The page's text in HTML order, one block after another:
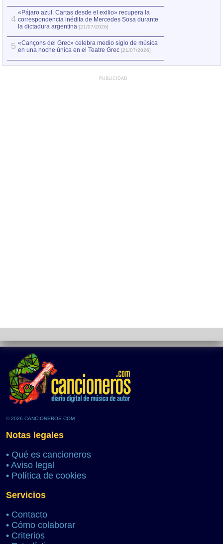
4
«Pájaro azul. Cartas desde el exilio» recupera la
correspondencia inédita de Mercedes Sosa durante
la dictadura argentina [21/07/2026]
5 «Cançons del Grec» celebra medio siglo de música
en una noche única en el Teatre Grec [21/07/2026]
PUBLICIDAD
© 2026 CANCIONEROS.COM
Notas legales
• Qué es cancioneros
• Aviso legal
• Política de cookies
Servicios
• Contacto
• Cómo colaborar
• Criterios